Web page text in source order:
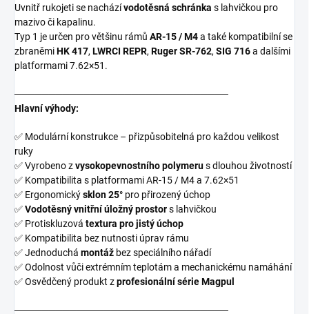
Uvnitř rukojeti se nacházívodotěsná schránka s lahvičkou pro
mazivo či kapalinu.
Typ 1 je určen pro většinu rámů AR-15 / M4a také kompatibilní se
zbraněmiHK 417, LWRCI REPR, Ruger SR-762, SIG 716a dalšími
platformami 7.62×51.
───────────────────────────────
Hlavní výhody:
✅ Modulární konstrukce – přizpůsobitelná pro každou velikost
ruky
✅ Vyrobeno zvysokopevnostního polymerus dlouhou životností
✅ Kompatibilita s platformami AR-15 / M4 a 7.62×51
✅ Ergonomickýsklon 25° pro přirozený úchop
✅Vodotěsný vnitřní úložný prostors lahvičkou
✅ Protiskluzová textura pro jistý úchop
✅ Kompatibilita bez nutnosti úprav rámu
✅ Jednoduchá montáž bez speciálního nářadí
✅ Odolnost vůči extrémním teplotám a mechanickému namáhání
✅ Osvědčený produkt zprofesionální série Magpul
───────────────────────────────